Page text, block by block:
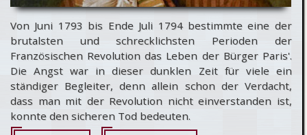
Von Juni 1793 bis Ende Juli 1794 bestimmte eine der
brutalsten und schrecklichsten Perioden der
Französischen Revolution das Leben der Bürger Paris'.
Die Angst war in dieser dunklen Zeit für viele ein
ständiger Begleiter, denn allein schon der Verdacht,
dass man mit der Revolution nicht einverstanden ist,
konnte den sicheren Tod bedeuten.